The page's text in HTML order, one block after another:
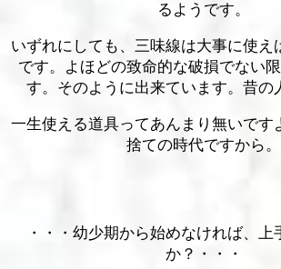
るようです。
いずれにしても、三味線は大事に使え
です。よほどの致命的な破損でない
す。そのように出来ています。昔の
一生使える道具ってあんまり無いです
捨ての時代ですから。
・・・幼少期から始めなければ、上
か？・・・